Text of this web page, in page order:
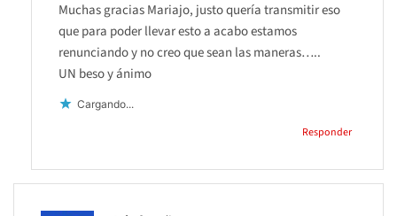
Muchas gracias Mariajo, justo quería transmitir eso
que para poder llevar esto a acabo estamos
renunciando y no creo que sean las maneras…..
UN beso y ánimo
Cargando...
Responder